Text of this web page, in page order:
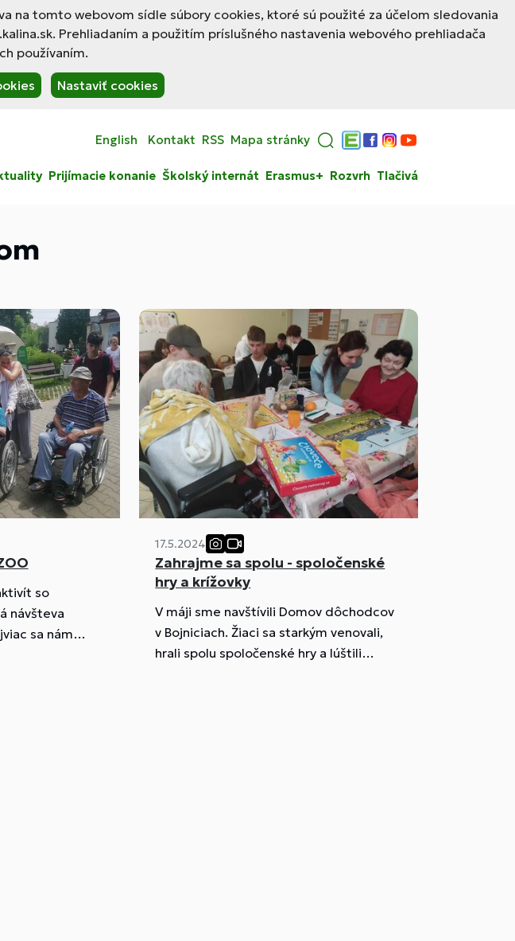
na tomto webovom sídle súbory cookies, ktoré sú použité za účelom sledovania
Prehliadaním a použitím príslušného nastavenia webového prehliadača
používaním.
Nastaviť cookies
English Kontakt RSS Mapa stránky
Edupage
Facebook
Instagram
YouTube
Prijímacie konanie Školský internát Erasmus+ Rozvrh Tlačivá
so
návšteva
sa nám
17.5.2024
Zahrajme sa spolu - spoločenské
hry a krížovky
V máji sme navštívili Domov dôchodcov
v Bojniciach. Žiaci sa starkým venovali,
hrali spolu spoločenské hry a lúštili